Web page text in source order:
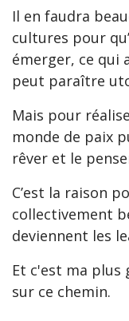
Il en faudra
cultures pour
émerger, ce qui
peut paraître
Mais pour
monde de paix
rêver et le
C’est la raison
collectivement
deviennent les
Et c'est ma plus
sur ce chemin.